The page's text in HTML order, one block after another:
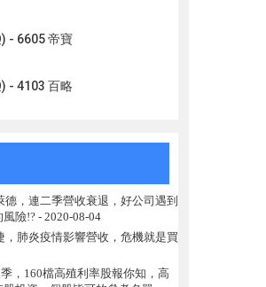
- 6605 帝寶
- 4103 百略
德，連二季營收衰退，好公司遇到
風險!?- 2020-08-04
，肺炎疫情影響營收，危機就是買
，160檔高殖利率股報你知，高